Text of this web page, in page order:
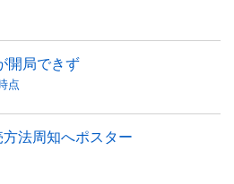
開局できず
点
方法周知へポスター